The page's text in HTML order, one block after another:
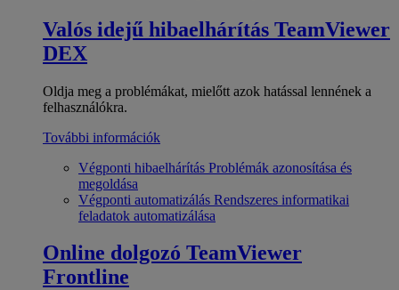
Valós idejű hibaelhárítás TeamViewer
DEX
Oldja meg a problémákat, mielőtt azok hatással lennének a
felhasználókra.
További információk
Végponti hibaelhárítás Problémák azonosítása és
megoldása
Végponti automatizálás Rendszeres informatikai
feladatok automatizálása
Online dolgozó TeamViewer
Frontline